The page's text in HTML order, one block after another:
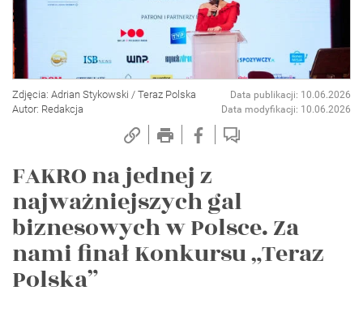
Zdjęcia: Adrian Stykowski / Teraz Polska
Autor: Redakcja
Data publikacji: 10.06.2026
Data modyfikacji: 10.06.2026
FAKRO na jednej z
najważniejszych gal
biznesowych w Polsce. Za
nami finał Konkursu „Teraz
Polska”